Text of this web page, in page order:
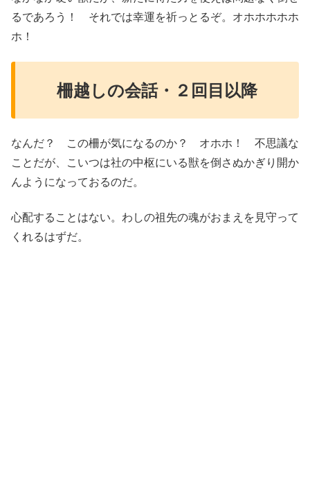
るであろう！ それでは幸運を祈っとるぞ。オホホホホホ
ホ！
柵越しの会話・２回目以降
なんだ？ この柵が気になるのか？ オホホ！ 不思議な
ことだが、こいつは社の中枢にいる獣を倒さぬかぎり開か
んようになっておるのだ。
心配することはない。わしの祖先の魂がおまえを見守って
くれるはずだ。